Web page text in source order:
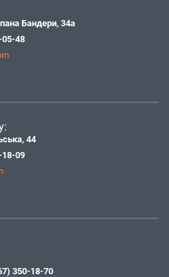
Бандери, 34а
05-48
44
18-09
350-18-70